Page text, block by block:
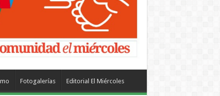
Fotogalerías Editorial El Miércoles